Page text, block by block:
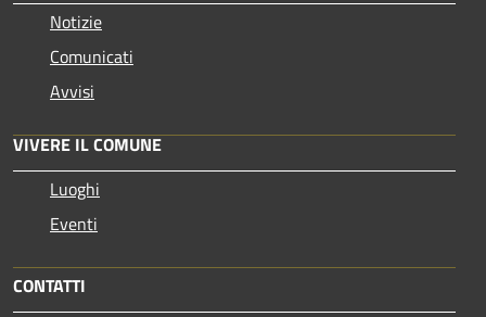
Notizie
Comunicati
Avvisi
VIVERE IL COMUNE
Luoghi
Eventi
CONTATTI